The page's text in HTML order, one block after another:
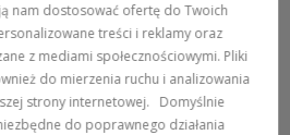
nam dostosować ofertę do Twoich
treści i reklamy oraz
z mediami społecznościowymi. Pliki
do mierzenia ruchu i analizowania
strony internetowej. Domyślnie
do poprawnego działania